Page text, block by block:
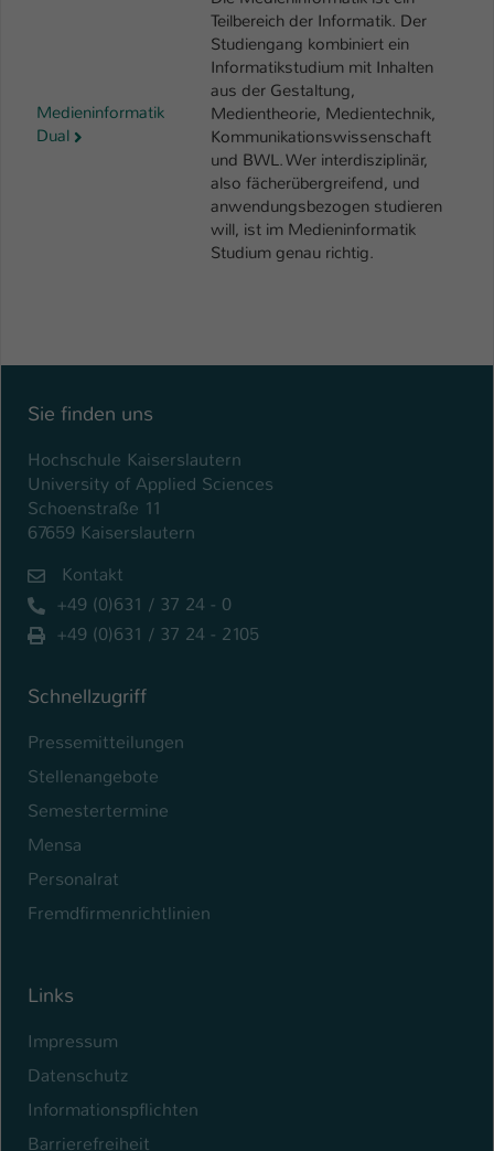
Medieninformatik
Dual
Teilbereich der Informatik. Der
Studiengang kombiniert ein
Informatikstudium mit Inhalten
aus der Gestaltung,
Medientheorie, Medientechnik,
Kommunikationswissenschaft
und BWL. Wer interdisziplinär,
also fächerübergreifend, und
anwendungsbezogen studieren
will, ist im Medieninformatik
Studium genau richtig.
Sie finden uns
Hochschule Kaiserslautern
University of Applied Sciences
Schoenstraße 11
67659 Kaiserslautern
Kontakt
+49 (0)631 / 37 24 - 0
+49 (0)631 / 37 24 - 2105
Schnellzugriff
Pressemitteilungen
Stellenangebote
Semestertermine
Mensa
Personalrat
Fremdfirmenrichtlinien
Links
Impressum
Datenschutz
Informationspflichten
Barrierefreiheit